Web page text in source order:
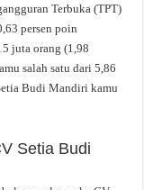
Terbuka (TPT)
persen poin
juta orang (1,98
salah satu dari 5,86
Budi Mandiri kamu
Setia Budi